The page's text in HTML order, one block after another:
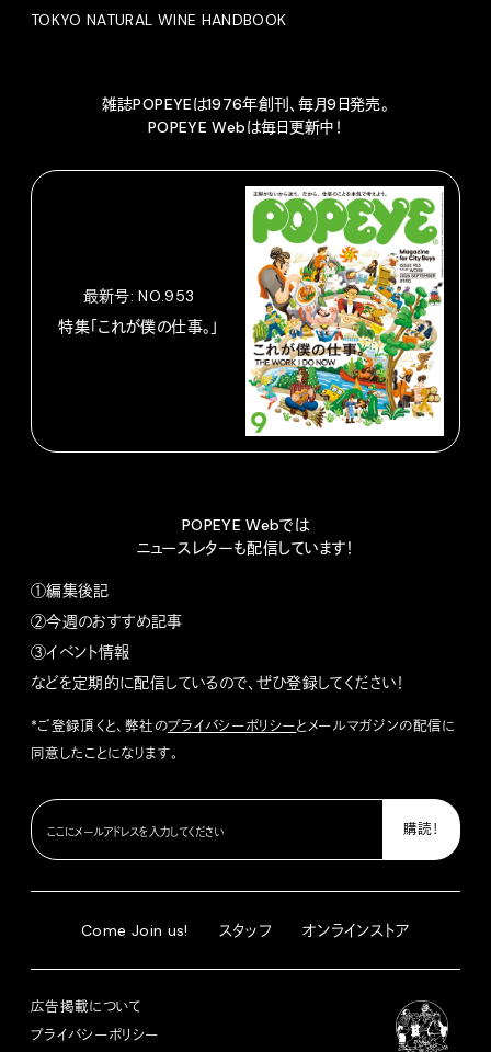
TOKYO NATURAL WINE HANDBOOK
雑誌POPEYEは1976年創刊、毎月9日発売。
POPEYE Webは毎日更新中！
最新号: NO.953
特集「これが僕の仕事。」
POPEYE Webでは
ニュースレターも配信しています！
①編集後記
②今週のおすすめ記事
③イベント情報
などを定期的に配信しているので、ぜひ登録してください！
*ご登録頂くと、弊社のプライバシーポリシーとメールマガジンの配信に
同意したことになります。
Come Join us! スタッフ オンラインストア
広告掲載について
プライバシーポリシー